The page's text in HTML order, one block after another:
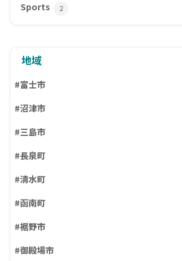
Sports 2
地域
#富士市
#沼津市
#三島市
#長泉町
#清水町
#函南町
#裾野市
#御殿場市